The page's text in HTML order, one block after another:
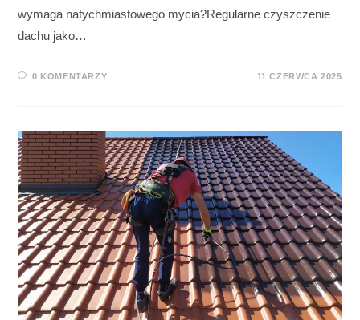
wymaga natychmiastowego mycia?Regularne czyszczenie
dachu jako…
0 KOMENTARZY 11 CZERWCA 2025